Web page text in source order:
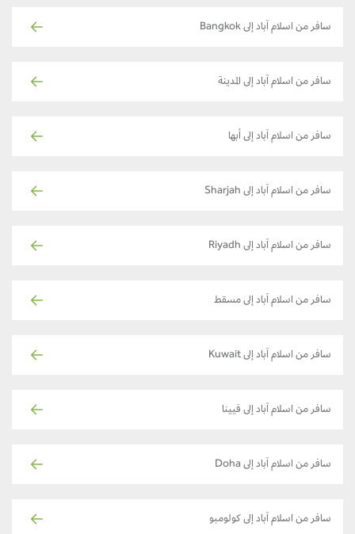
سافر من اسلام آباد إلى Bangkok
سافر من اسلام آباد إلى المدينة
سافر من اسلام آباد إلى أبها
سافر من اسلام آباد إلى Sharjah
سافر من اسلام آباد إلى Riyadh
سافر من اسلام آباد إلى مسقط
سافر من اسلام آباد إلى Kuwait
سافر من اسلام آباد إلى فيينا
سافر من اسلام آباد إلى Doha
سافر من اسلام آباد إلى كولومبو